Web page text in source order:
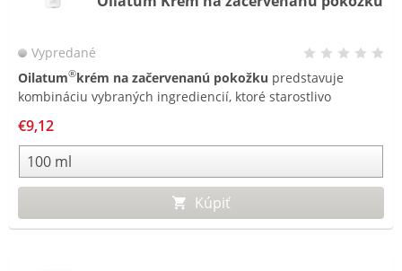
Vypredané
Oilatum®krém na začervenanú pokožku predstavuje
kombináciu vybraných ingrediencií, ktoré starostlivo
upokojujúceho oxidu zinočnatého a prírodným ovseným
olejom pôsobí na pokožke ako ošetrujúci ochranný film.
€9,12
Kúpiť